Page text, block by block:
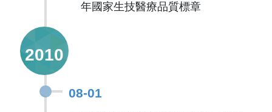
年國家生技醫療品質標章
2010
08-01